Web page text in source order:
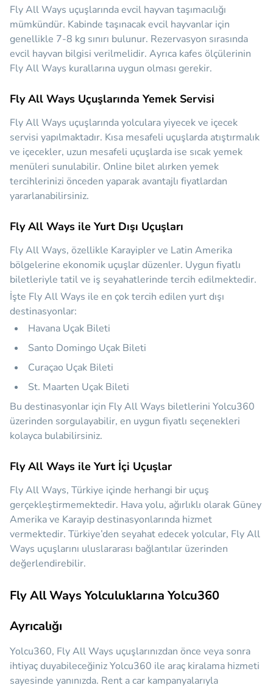
Fly All Ways uçuşlarında evcil hayvan taşımacılığı
mümkündür. Kabinde taşınacak evcil hayvanlar için
genellikle 7-8 kg sınırı bulunur. Rezervasyon sırasında
evcil hayvan bilgisi verilmelidir. Ayrıca kafes ölçülerinin
Fly All Ways kurallarına uygun olması gerekir.
Fly All Ways Uçuşlarında Yemek Servisi
Fly All Ways uçuşlarında yolculara yiyecek ve içecek
servisi yapılmaktadır. Kısa mesafeli uçuşlarda atıştırmalık
ve içecekler, uzun mesafeli uçuşlarda ise sıcak yemek
menüleri sunulabilir. Online bilet alırken yemek
tercihlerinizi önceden yaparak avantajlı fiyatlardan
yararlanabilirsiniz.
Fly All Ways ile Yurt Dışı Uçuşları
Fly All Ways, özellikle Karayipler ve Latin Amerika
bölgelerine ekonomik uçuşlar düzenler. Uygun fiyatlı
biletleriyle tatil ve iş seyahatlerinde tercih edilmektedir.
İşte Fly All Ways ile en çok tercih edilen yurt dışı
destinasyonlar:
Havana Uçak Bileti
Santo Domingo Uçak Bileti
Curaçao Uçak Bileti
St. Maarten Uçak Bileti
Bu destinasyonlar için Fly All Ways biletlerini Yolcu360
üzerinden sorgulayabilir, en uygun fiyatlı seçenekleri
kolayca bulabilirsiniz.
Fly All Ways ile Yurt İçi Uçuşlar
Fly All Ways, Türkiye içinde herhangi bir uçuş
gerçekleştirmemektedir. Hava yolu, ağırlıklı olarak Güney
Amerika ve Karayip destinasyonlarında hizmet
vermektedir. Türkiye’den seyahat edecek yolcular, Fly All
Ways uçuşlarını uluslararası bağlantılar üzerinden
değerlendirebilir.
Fly All Ways Yolculuklarına Yolcu360
Ayrıcalığı
Yolcu360, Fly All Ways uçuşlarınızdan önce veya sonra
ihtiyaç duyabileceğinizYolcu360 ile araç kiralama hizmeti
sayesinde yanınızda. Rent a car kampanyalarıyla